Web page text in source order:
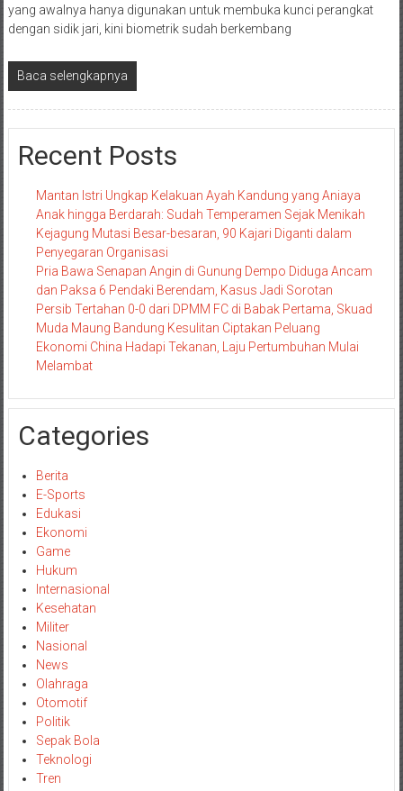
yang awalnya hanya digunakan untuk membuka kunci perangkat
dengan sidik jari, kini biometrik sudah berkembang
Baca selengkapnya
Recent Posts
Mantan Istri Ungkap Kelakuan Ayah Kandung yang Aniaya
Anak hingga Berdarah: Sudah Temperamen Sejak Menikah
Kejagung Mutasi Besar-besaran, 90 Kajari Diganti dalam
Penyegaran Organisasi
Pria Bawa Senapan Angin di Gunung Dempo Diduga Ancam
dan Paksa 6 Pendaki Berendam, Kasus Jadi Sorotan
Persib Tertahan 0-0 dari DPMM FC di Babak Pertama, Skuad
Muda Maung Bandung Kesulitan Ciptakan Peluang
Ekonomi China Hadapi Tekanan, Laju Pertumbuhan Mulai
Melambat
Categories
Berita
E-Sports
Edukasi
Ekonomi
Game
Hukum
Internasional
Kesehatan
Militer
Nasional
News
Olahraga
Otomotif
Politik
Sepak Bola
Teknologi
Tren